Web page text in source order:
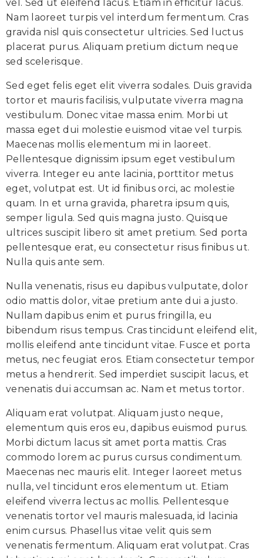
vel. Sed ut eleifend lacus. Etiam in efficitur lacus.
Nam laoreet turpis vel interdum fermentum. Cras
gravida nisl quis consectetur ultricies. Sed luctus
placerat purus. Aliquam pretium dictum neque
sed scelerisque.
Sed eget felis eget elit viverra sodales. Duis gravida
tortor et mauris facilisis, vulputate viverra magna
vestibulum. Donec vitae massa enim. Morbi ut
massa eget dui molestie euismod vitae vel turpis.
Maecenas mollis elementum mi in laoreet.
Pellentesque dignissim ipsum eget vestibulum
viverra. Integer eu ante lacinia, porttitor metus
eget, volutpat est. Ut id finibus orci, ac molestie
quam. In et urna gravida, pharetra ipsum quis,
semper ligula. Sed quis magna justo. Quisque
ultrices suscipit libero sit amet pretium. Sed porta
pellentesque erat, eu consectetur risus finibus ut.
Nulla quis ante sem.
Nulla venenatis, risus eu dapibus vulputate, dolor
odio mattis dolor, vitae pretium ante dui a justo.
Nullam dapibus enim et purus fringilla, eu
bibendum risus tempus. Cras tincidunt eleifend elit,
mollis eleifend ante tincidunt vitae. Fusce et porta
metus, nec feugiat eros. Etiam consectetur tempor
metus a hendrerit. Sed imperdiet suscipit lacus, et
venenatis dui accumsan ac. Nam et metus tortor.
Aliquam erat volutpat. Aliquam justo neque,
elementum quis eros eu, dapibus euismod purus.
Morbi dictum lacus sit amet porta mattis. Cras
commodo lorem ac purus cursus condimentum.
Maecenas nec mauris elit. Integer laoreet metus
nulla, vel tincidunt eros elementum ut. Etiam
eleifend viverra lectus ac mollis. Pellentesque
venenatis tortor vel mauris malesuada, id lacinia
enim cursus. Phasellus vitae velit quis sem
venenatis fermentum. Aliquam erat volutpat. Cras